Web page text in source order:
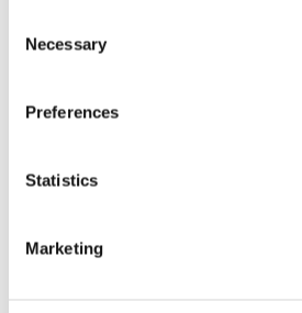
Selection
Necessary
Preferences
Statistics
Marketing